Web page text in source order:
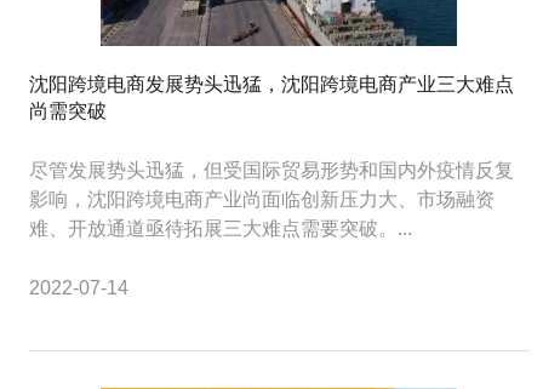
沈阳跨境电商发展势头迅猛，沈阳跨境电商产业三大难点
尚需突破
尽管发展势头迅猛，但受国际贸易形势和国内外疫情反复
影响，沈阳跨境电商产业尚面临创新压力大、市场融资
难、开放通道亟待拓展三大难点需要突破。...
2022-07-14